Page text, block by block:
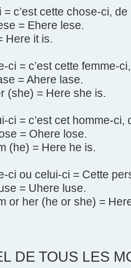
= c’est cette chose-ci,
= Ehere lese.
Here it is.
ci = c’est cette femme-
= Ahere lase.
(she) = Here she is.
ci = c’est cet homme-ci,
= Ohere lose.
(he) = Here he is.
ci ou celui-ci = Cette
= Uhere luse.
or her (he or she) =
DE TOUS LES